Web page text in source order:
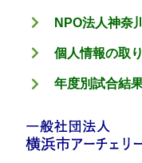
NPO法人神奈
個人情報の取
年度別試合結